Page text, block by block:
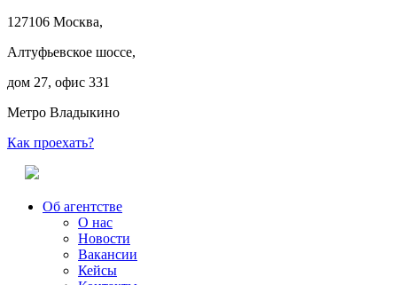
127106 Москва,
Алтуфьевское шоссе,
дом 27, офис 331
Метро Владыкино
Как проехать?
Об агентстве
О нас
Новости
Вакансии
Кейсы